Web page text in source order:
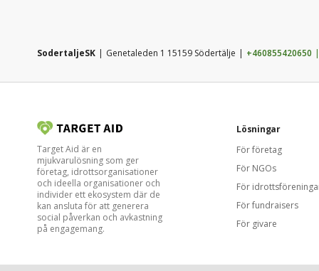
SodertaljeSK Genetaleden 1 15159 Södertälje +460855420650
Target Aid är en
mjukvarulösning som ger
företag, idrottsorganisationer
och ideella organisationer och
individer ett ekosystem där de
kan ansluta för att generera
social påverkan och avkastning
på engagemang.
Lösningar
För företag
För NGOs
För
För fundraisers
För givare